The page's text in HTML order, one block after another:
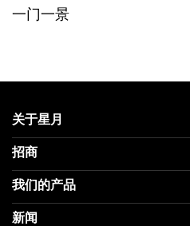
一门一景
关于星月
企业简介
企业文化
荣誉殿堂
招商
门店展示
我们的产品
民用家装（零售）
新闻